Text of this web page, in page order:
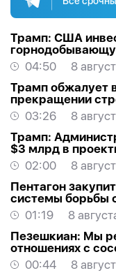
Трамп: США
04:50
8
Трамп обжалует
прекращении
Белом доме
03:26
8
Трамп:
$3 млрд в
ископаемых
02:00
8
Пентагон
системы борьбы
01:19
8
Пезешкиан: Мы
отношениях с
00:44
8